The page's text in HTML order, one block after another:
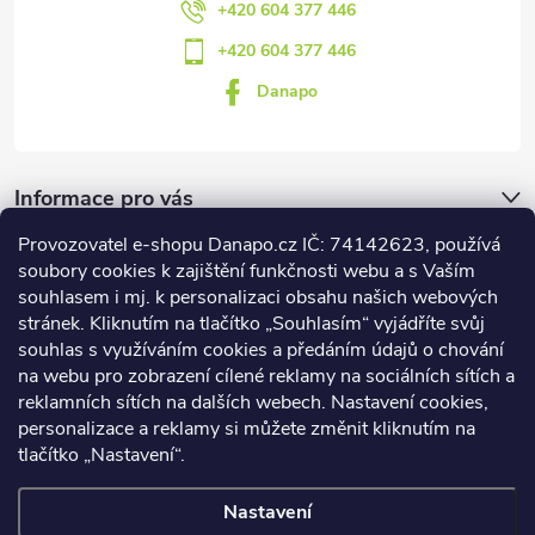
Provozovatel e-shopu Danapo.cz IČ: 74142623, používá
soubory cookies k zajištění funkčnosti webu a s Vaším
souhlasem i mj. k personalizaci obsahu našich webových
stránek. Kliknutím na tlačítko „Souhlasím“ vyjádříte svůj
souhlas s využíváním cookies a předáním údajů o chování
na webu pro zobrazení cílené reklamy na sociálních sítích a
reklamních sítích na dalších webech. Nastavení cookies,
personalizace a reklamy si můžete změnit kliknutím na
tlačítko „Nastavení“.
Nastavení
+420 604 377 446
+420 604 377 446
Danapo
Informace pro vás
Dotazník
Co upřednosťnujete?
Počet hlasů:437
Facebook